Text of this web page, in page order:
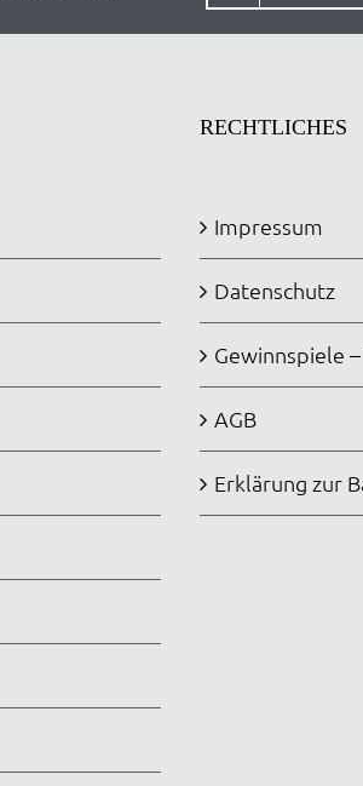
RECHTLICHES
Impressum
Datenschutz
Gewinnspiele
AGB
Erklärung zur